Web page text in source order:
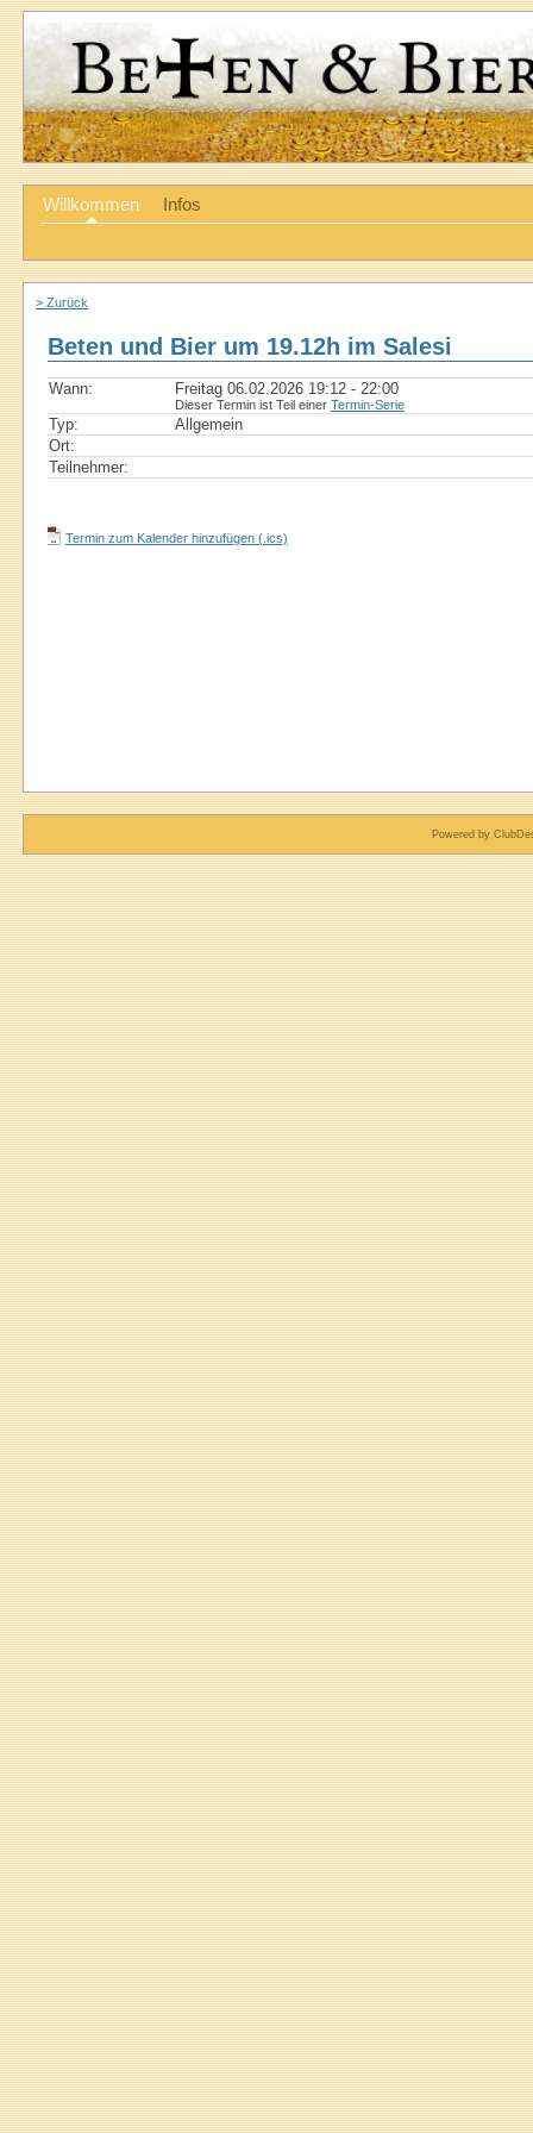
Willkommen Infos
> Zurück
Beten und Bier um 19.12h im Salesi
Wann: Freitag 06.02.2026 19:12 - 22:00
Dieser Termin ist Teil einer Termin-Serie
Typ:
Allgemein
Ort:
Teilnehmer:
Termin zum Kalender hinzufügen (.ics)
Powered by